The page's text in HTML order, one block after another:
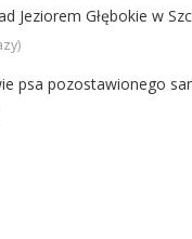
Jeziorem Głębokie w
psa pozostawionego